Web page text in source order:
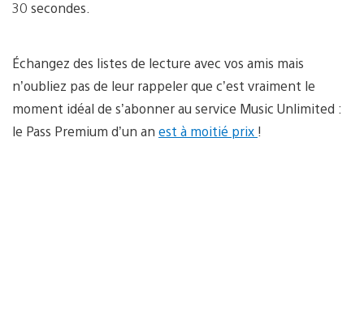
30 secondes.
Échangez des listes de lecture avec vos amis mais
n’oubliez pas de leur rappeler que c’est vraiment le
moment idéal de s’abonner au service Music Unlimited :
le Pass Premium d’un an est à moitié prix !